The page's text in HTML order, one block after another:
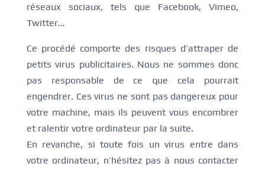
réseaux sociaux, tels que Facebook, Vimeo,
Twitter…
Ce procédé comporte des risques d’attraper de
petits virus publicitaires. Nous ne sommes donc
pas responsable de ce que cela pourrait
engendrer. Ces virus ne sont pas dangereux pour
votre machine, mais ils peuvent vous encombrer
et ralentir votre ordinateur par la suite.
En revanche, si toute fois un virus entre dans
votre ordinateur, n’hésitez pas à nous contacter